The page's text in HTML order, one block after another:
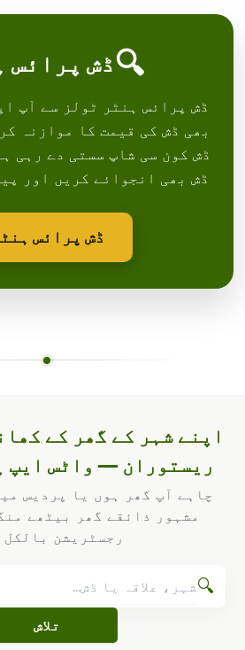
🔍ڈش پرائس
ڈش پرائس ہنٹر ٹولز سے آپ
بھی ڈش کی قیمت کا موازنہ
ڈش کون سی شاپ سستی دے رہی
ڈش بھی انجوائے کریں اور
ڈش پرائس
اپنے شہر کے گھر کے
ریستوران — واٹس ایپ
چاہے آپ گھر ہوں یا پردیس
مشہور ذائقے گھر بیٹھے
رجسٹریشن بالکل
🔍
تلاش